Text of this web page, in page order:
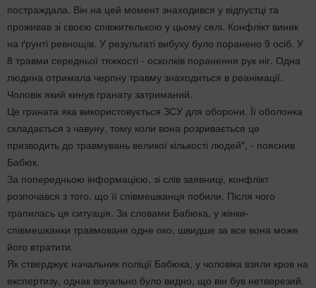
постраждала. Він на цей момент знаходився у відпустці та
проживав зі своєю співжителькою у цьому селі. Конфлікт виник
на ґрунті ревнощів. У результаті вибуху було поранено 9 осіб. У
8 травми середньої тяжкості - осколків поранення рук ніг. Одна
людина отримала черпну травму знаходиться в реанімації.
Чоловік який кинув гранату затриманий.
Це граната яка використовується ЗСУ для оборони. Її оболонка
складається з чавуну, тому коли вона розривається це
призводить до травмувань великої кількості людей", - пояснив
Бабюк.
За попередньою інформацією, зі слів заявниці, конфлікт
розпочався з того, що її співмешканця побили. Після чого
трапилась ця ситуація. За словами Бабюка, у жінки-
співмешканки травмоване одне око, швидше за все вона може
його втратити.
Як стверджує начальник поліції Бабюка, у чоловіка взяли кров на
експертизу, однак візуально було видно, що він був нетверезий.